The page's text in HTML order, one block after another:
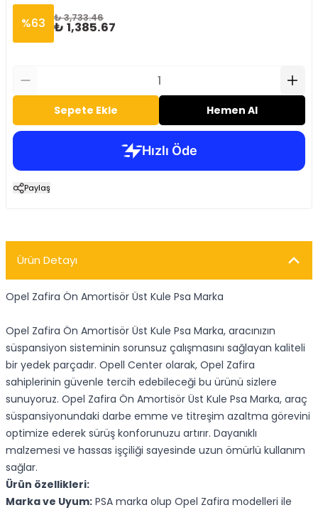
%63 ₺ 3,733.46
₺ 1,385.67
Sepete Ekle Hemen Al
Paylaş
Ürün Detayı
Opel Zafira Ön Amortisör Üst Kule Psa Marka
Opel Zafira Ön Amortisör Üst Kule Psa Marka, aracınızın
süspansiyon sisteminin sorunsuz çalışmasını sağlayan kaliteli
bir yedek parçadır. Opell Center olarak, Opel Zafira
sahiplerinin güvenle tercih edebileceği bu ürünü sizlere
sunuyoruz. Opel Zafira Ön Amortisör Üst Kule Psa Marka, araç
süspansiyonundaki darbe emme ve titreşim azaltma görevini
optimize ederek sürüş konforunuzu artırır. Dayanıklı
malzemesi ve hassas işçiliği sayesinde uzun ömürlü kullanım
sağlar.
Ürün özellikleri:
Marka ve Uyum: PSA marka olup Opel Zafira modelleri ile